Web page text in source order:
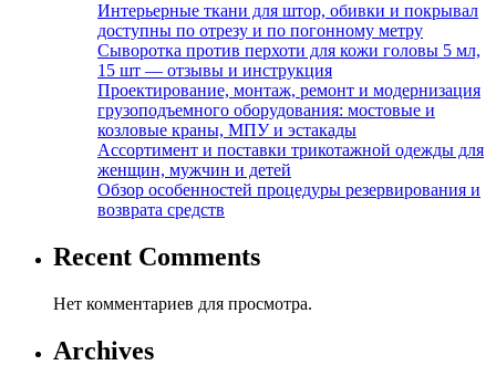
Интерьерные ткани для штор, обивки и покрывал
доступны по отрезу и по погонному метру
Сыворотка против перхоти для кожи головы 5 мл,
15 шт — отзывы и инструкция
Проектирование, монтаж, ремонт и модернизация
грузоподъемного оборудования: мостовые и
козловые краны, МПУ и эстакады
Ассортимент и поставки трикотажной одежды для
женщин, мужчин и детей
Обзор особенностей процедуры резервирования и
возврата средств
Recent Comments
Нет комментариев для просмотра.
Archives